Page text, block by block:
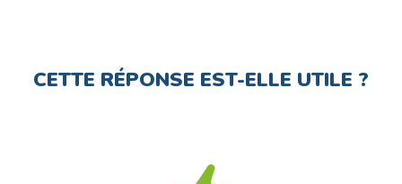
CETTE RÉPONSE EST-ELLE UTILE ?